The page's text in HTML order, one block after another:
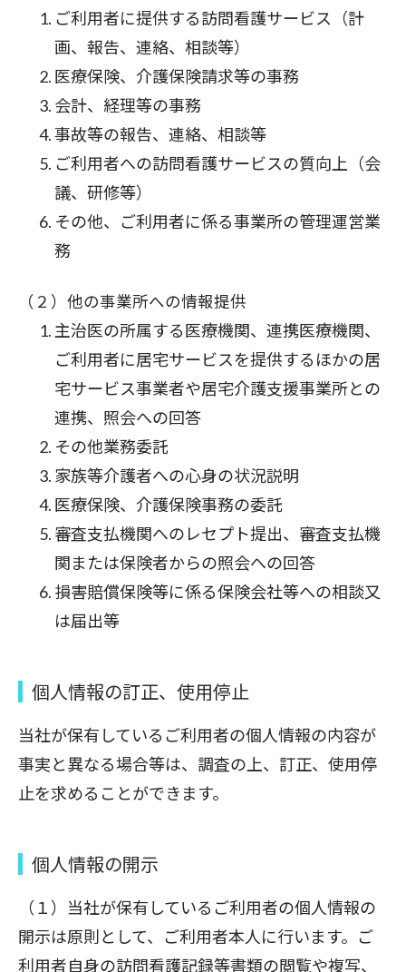
ご利用者に提供する訪問看護サービス（計
画、報告、連絡、相談等）
医療保険、介護保険請求等の事務
会計、経理等の事務
事故等の報告、連絡、相談等
ご利用者への訪問看護サービスの質向上（会
議、研修等）
その他、ご利用者に係る事業所の管理運営業
務
（２）他の事業所への情報提供
主治医の所属する医療機関、連携医療機関、
ご利用者に居宅サービスを提供するほかの居
宅サービス事業者や居宅介護支援事業所との
連携、照会への回答
その他業務委託
家族等介護者への心身の状況説明
医療保険、介護保険事務の委託
審査支払機関へのレセプト提出、審査支払機
関または保険者からの照会への回答
損害賠償保険等に係る保険会社等への相談又
は届出等
個人情報の訂正、使用停止
当社が保有しているご利用者の個人情報の内容が
事実と異なる場合等は、調査の上、訂正、使用停
止を求めることができます。
個人情報の開示
（１）当社が保有しているご利用者の個人情報の
開示は原則として、ご利用者本人に行います。ご
利用者自身の訪問看護記録等書類の閲覧や複写、